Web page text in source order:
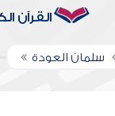
القرآن
سلمان العودة